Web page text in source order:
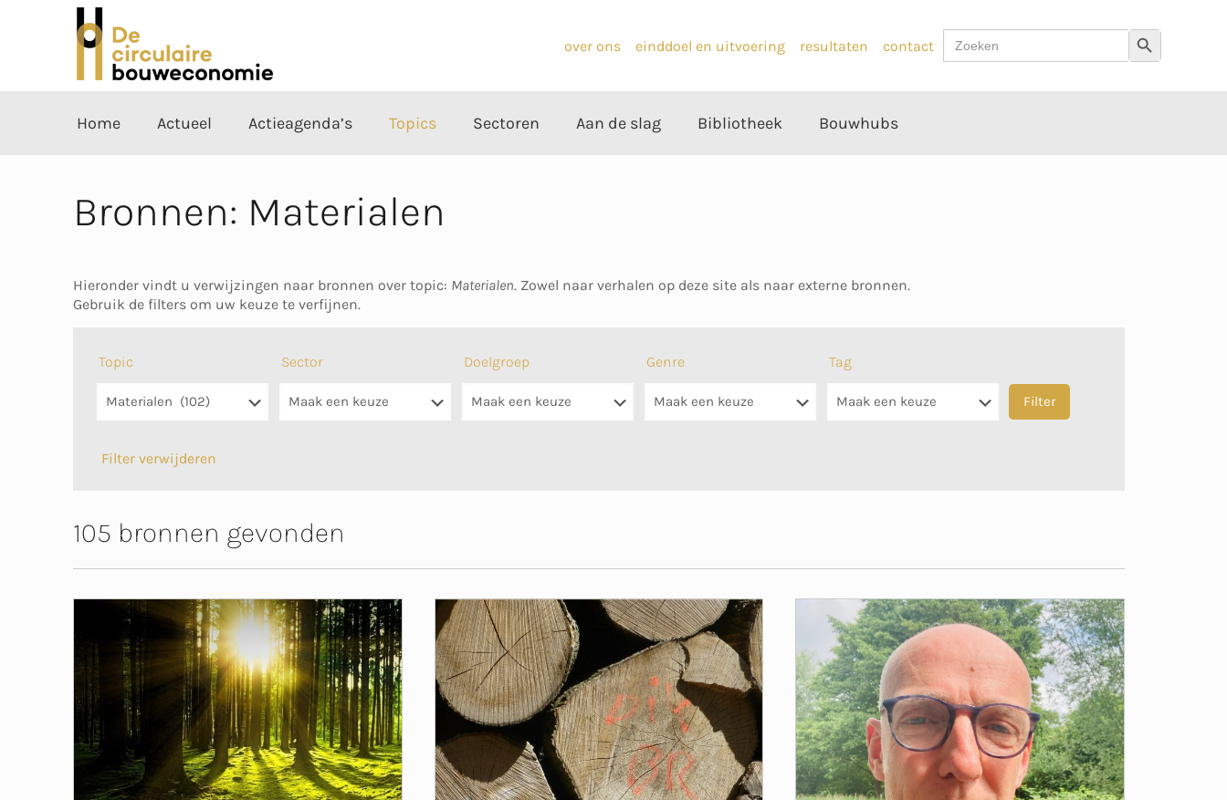
over ons einddoel en uitvoering resultaten contact
Zoek
naar:
Zoekknop
Home Actueel Actieagenda’s Topics Sectoren Aan de slag Bibliotheek Bouwhubs
Bronnen: Materialen
Hieronder vindt u verwijzingen naar bronnen over topic: Materialen. Zowel naar verhalen op deze site als naar externe bronnen.
Gebruik de filters om uw keuze te verfijnen.
Topic Sector Doelgroep Genre Tag
Filter verwijderen
105 bronnen gevonden